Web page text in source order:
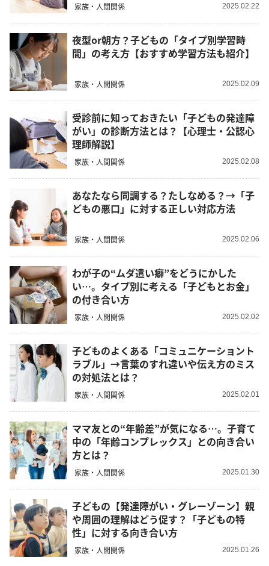
家族・人間関係 2025.02.22
夜型or朝方？子どもの「タイプ別学習時
間」の考え方【おすすめ学習方法も紹介】
家族・人間関係 2025.02.09
受診前に知っておきたい「子どもの発達障
がい」の診断方法とは？【心理士・公認心
理師解説】
家族・人間関係 2025.02.08
あなたなら同調する？たしなめる？→「子
どもの悪口」に対する正しい対応方法
家族・人間関係 2025.02.06
わが子の“ムダ遣い癖”をどうにかした
い…。タイプ別に考える「子どもとお金」
の付き合い方
家族・人間関係 2025.02.02
子どものよくある「コミュニケーショント
ラブル」→言葉のすれ違いや伝え方のミス
の対処法とは？
家族・人間関係 2025.02.01
ママ友との“年齢差”が気になる…。子育て
中の「年齢コンプレックス」との向き合い
方とは？
家族・人間関係 2025.01.30
子どもの【発達障がい・グレーゾーン】親
や周囲の理解はどう促す？「子どもの特
性」に対する向き合い方
家族・人間関係 2025.01.26